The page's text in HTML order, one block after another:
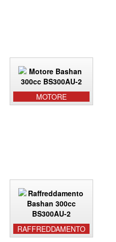
MOTORE
RAFFREDDAMENTO